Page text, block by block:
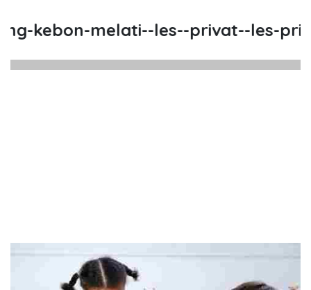
melati--les--privat--les-privat-